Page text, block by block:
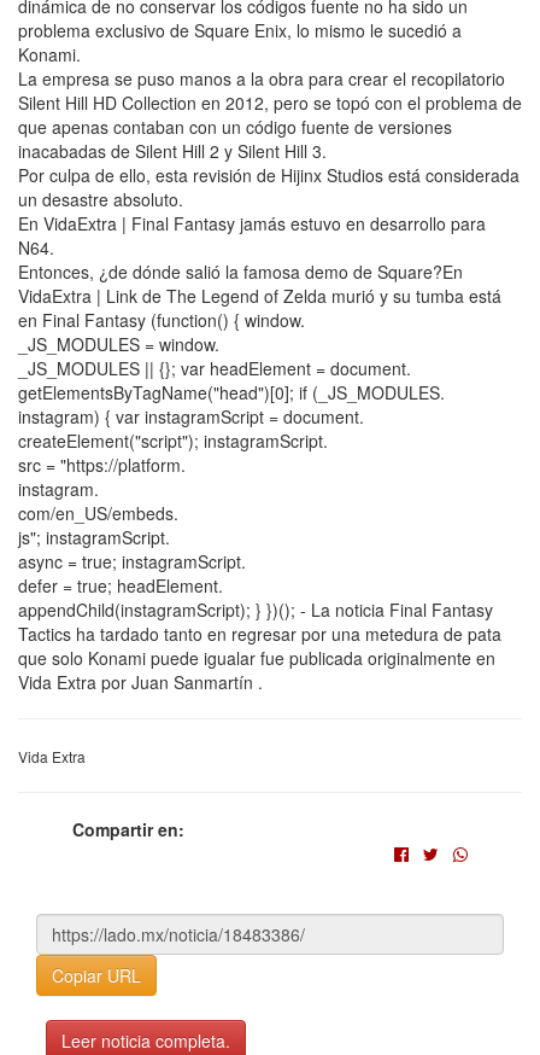
dinámica de no conservar los códigos fuente no ha sido un
problema exclusivo de Square Enix, lo mismo le sucedió a
Konami.
La empresa se puso manos a la obra para crear el recopilatorio
Silent Hill HD Collection en 2012, pero se topó con el problema de
que apenas contaban con un código fuente de versiones
inacabadas de Silent Hill 2 y Silent Hill 3.
Por culpa de ello, esta revisión de Hijinx Studios está considerada
un desastre absoluto.
En VidaExtra | Final Fantasy jamás estuvo en desarrollo para
N64.
Entonces, ¿de dónde salió la famosa demo de Square?En
VidaExtra | Link de The Legend of Zelda murió y su tumba está
en Final Fantasy (function() { window.
_JS_MODULES = window.
_JS_MODULES || {}; var headElement = document.
getElementsByTagName("head")[0]; if (_JS_MODULES.
instagram) { var instagramScript = document.
createElement("script"); instagramScript.
src = "https://platform.
instagram.
com/en_US/embeds.
js"; instagramScript.
async = true; instagramScript.
defer = true; headElement.
appendChild(instagramScript); } })(); - La noticia Final Fantasy
Tactics ha tardado tanto en regresar por una metedura de pata
que solo Konami puede igualar fue publicada originalmente en
Vida Extra por Juan Sanmartín .
Vida Extra
Compartir en:
Copiar URL
Leer noticia completa.